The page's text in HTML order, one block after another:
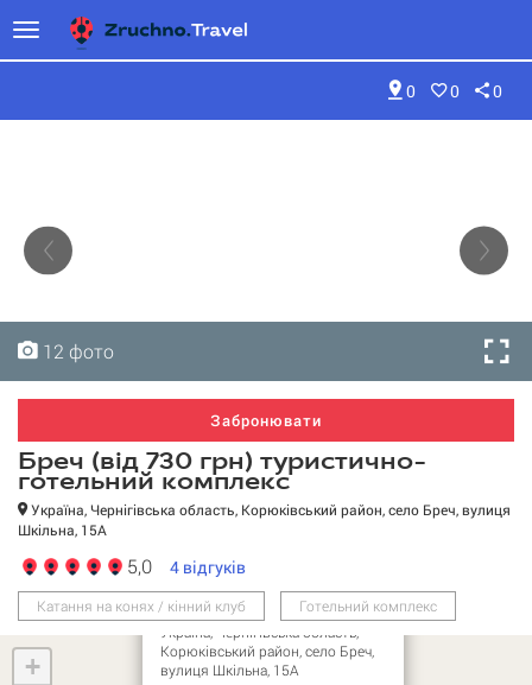
0 0 0
12 фото
12 фото
12 фото
12 фото
12 фото
12 фото
12 фото
12 фото
12 фото
12 фото
12 фото
12 фото
Забронювати
Бреч (від 730 грн) туристично-
готельний комплекс
Україна, Чернігівська область, Корюківський район, село Бреч, вулиця
Шкільна, 15А
5,0 4 відгуків
Катання на конях / кінний клуб Готельний комплекс
Бреч (від 730 грн)
туристично-готельний
комплекс
Україна, Чернігівська область,
Корюківський район, село Бреч,
вулиця Шкільна, 15А
+